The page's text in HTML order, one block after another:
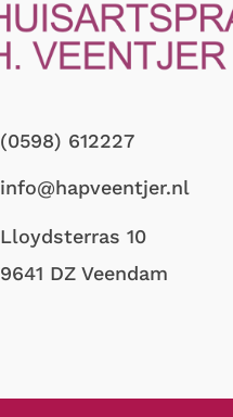
(0598) 612227
info@hapveentjer.nl
Lloydsterras 10
9641 DZ Veendam